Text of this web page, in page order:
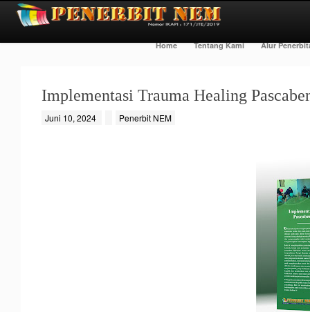
Home Tentang Kami Alur
Implementasi Trauma Healing
Juni 10, 2024 Penerbit NEM